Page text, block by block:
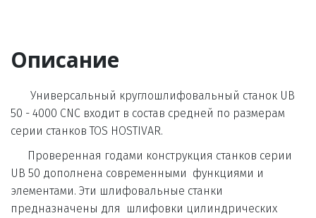
Описание
50 - 4000 CNC входит в состав средней по размерам
серии станков TOS HOSTIVAR.
UB 50 дополнена современными  функциями и
элементами. Эти шлифовальные станки
предназначены для  шлифовки цилиндрических